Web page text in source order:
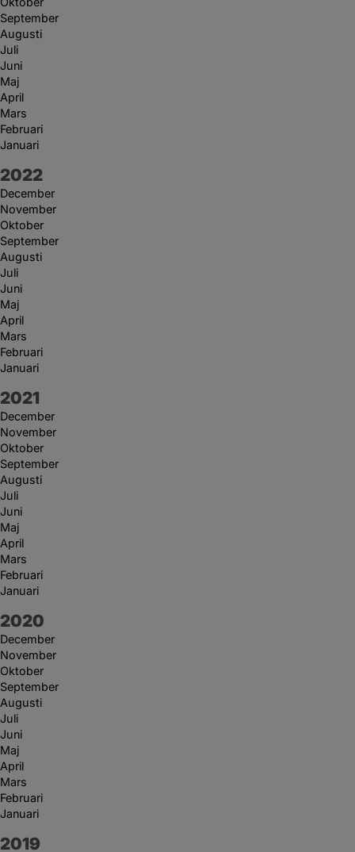
September
Augusti
Juli
Juni
Maj
April
Mars
Februari
Januari
År:
2022
December
November
Oktober
September
Augusti
Juli
Juni
Maj
April
Mars
Februari
Januari
År:
2021
December
November
Oktober
September
Augusti
Juli
Juni
Maj
April
Mars
Februari
Januari
År:
2020
December
November
Oktober
September
Augusti
Juli
Juni
Maj
April
Mars
Februari
Januari
År:
2019